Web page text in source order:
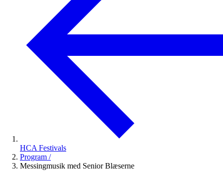
HCA Festivals
Program /
Messingmusik med Senior Blæserne